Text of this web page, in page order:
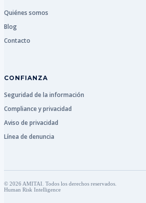
Quiénes somos
Blog
Contacto
CONFIANZA
Seguridad de la información
Compliance y privacidad
Aviso de privacidad
Línea de denuncia
© 2026 AMITAI. Todos los derechos reservados.
Human Risk Intelligence